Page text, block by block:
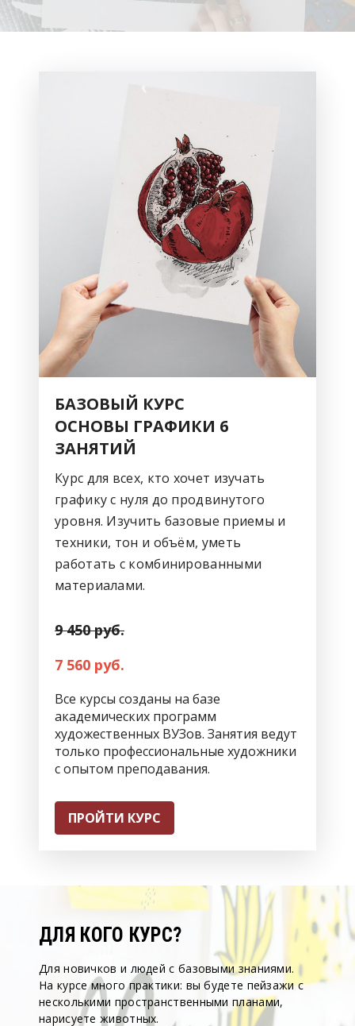
БАЗОВЫЙ КУРС
ОСНОВЫ ГРАФИКИ 6
ЗАНЯТИЙ
Курс для всех, кто хочет изучать
графику с нуля до продвинутого
уровня. Изучить базовые приемы и
техники, тон и объём, уметь
работать с комбинированными
материалами.
9 450 руб.
7 560 руб.
Все курсы созданы на базе
академических программ
художественных ВУЗов. Занятия ведут
только профессиональные художники
с опытом преподавания.
ПРОЙТИ КУРС
ДЛЯ КОГО КУРС?
Для новичков и людей с базовыми знаниями.
На курсе много практики: вы будете пейзажи с
несколькими пространственными планами,
нарисуете животных.